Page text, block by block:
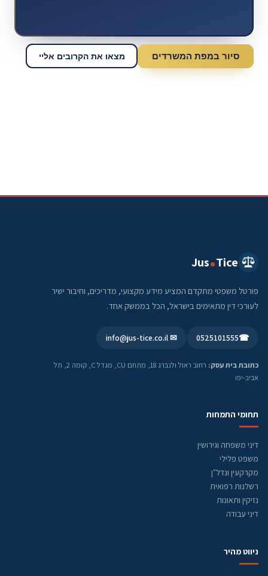
סיור במפת המשרדים מצאו את הקרובים אליי
Jus Tice
פורטל משפטי מתקדם המציע מידע מקצועי, מדריכים, וחיבור ישיר
לעורכי דין מתאימים בישראל, הכל בממשק אחד.
☎
0525101555
✉ info@jus-tice.co.il
כתובת בית עסק:
רחוב ראול ולנברג 18, מתחם CU, מגדל C, קומה 2, תל
אביב-יפו
תחומי התמחות
דיני משפחה וגירושין
משפט פלילי
מקרקעין ונדל"ן
רשלנות רפואית
נזיקין ותאונות
דיני עבודה
ניווט מהיר